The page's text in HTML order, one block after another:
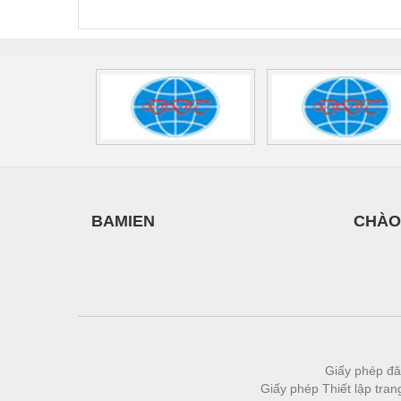
Thiết bị nhà bếp
Thiết bị nhiệt
Thiêt bị PCCC
BAMIEN
Giấy phép
Giấy phép Thiết lập